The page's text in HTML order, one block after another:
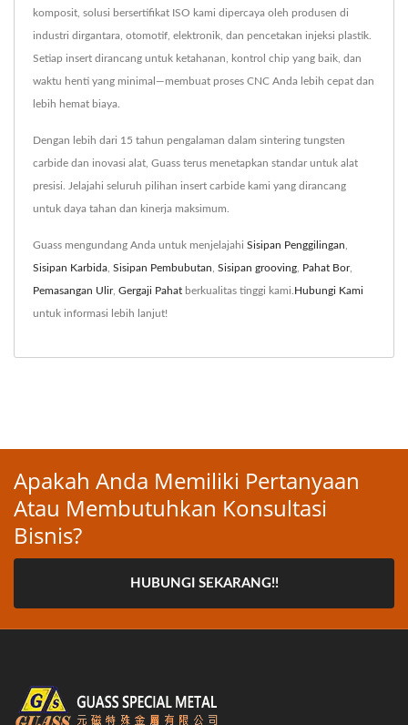
komposit, solusi bersertifikat ISO kami dipercaya oleh produsen di
industri dirgantara, otomotif, elektronik, dan pencetakan injeksi plastik.
Setiap insert dirancang untuk ketahanan, kontrol chip yang baik, dan
waktu henti yang minimal—membuat proses CNC Anda lebih cepat dan
lebih hemat biaya.
Dengan lebih dari 15 tahun pengalaman dalam sintering tungsten
carbide dan inovasi alat, Guass terus menetapkan standar untuk alat
presisi. Jelajahi seluruh pilihan insert carbide kami yang dirancang
untuk daya tahan dan kinerja maksimum.
Guass mengundang Anda untuk menjelajahi Sisipan Penggilingan
Sisipan Karbida Sisipan Pembubutan Sisipan grooving Pahat Bor,
Pemasangan Ulir, Gergaji Pahat berkualitas tinggi kami. Hubungi Kami
untuk informasi lebih lanjut!
Apakah Anda Memiliki Pertanyaan
Atau Membutuhkan Konsultasi
Bisnis?
HUBUNGI SEKARANG!!